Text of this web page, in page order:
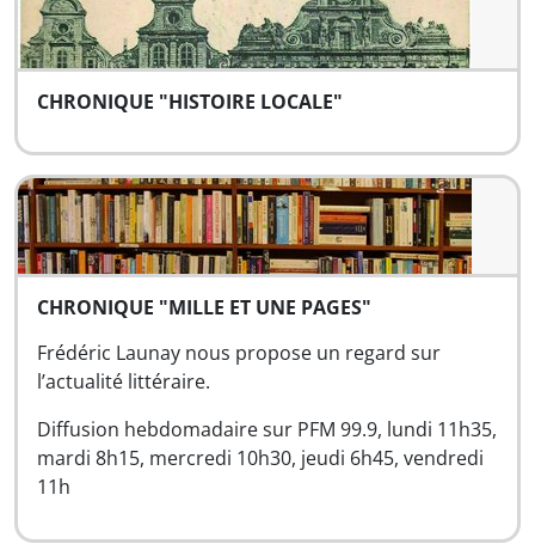
CHRONIQUE "HISTOIRE LOCALE"
CHRONIQUE "MILLE ET UNE PAGES"
Frédéric Launay nous propose un regard sur
l’actualité littéraire.
Diffusion hebdomadaire sur PFM 99.9, lundi 11h35,
mardi 8h15, mercredi 10h30, jeudi 6h45, vendredi
11h